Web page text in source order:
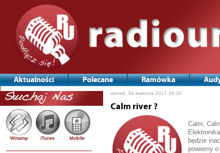
Aktualności Polecane Ramówka
Słuchaj Nas wtorek, 04 kwietnia 2017 16:30
Calm river ?
Calm,
będzie
powiemy